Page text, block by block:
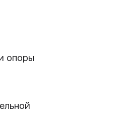
опоры